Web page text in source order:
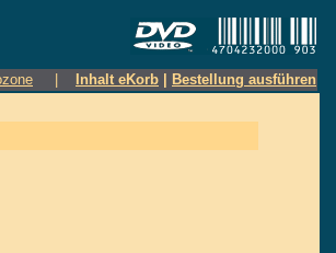
Inhalt eKorb Bestellung ausführen